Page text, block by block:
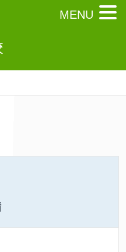
MENU